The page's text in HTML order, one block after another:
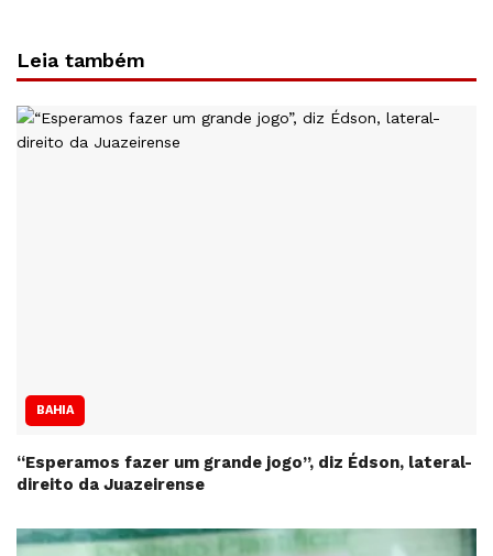
Leia também
BAHIA
“Esperamos fazer um grande jogo”, diz Édson, lateral-
direito da Juazeirense